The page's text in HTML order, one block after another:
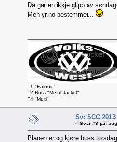
Då går en ikkje glipp av
Men yr.no bestemmer...
T1 "Eatonic"
T2 Buss "Metal Jacket"
T4 "Multi"
Sv: SCC 2013
« Svar #8 på:
Planen er og kjøre buss